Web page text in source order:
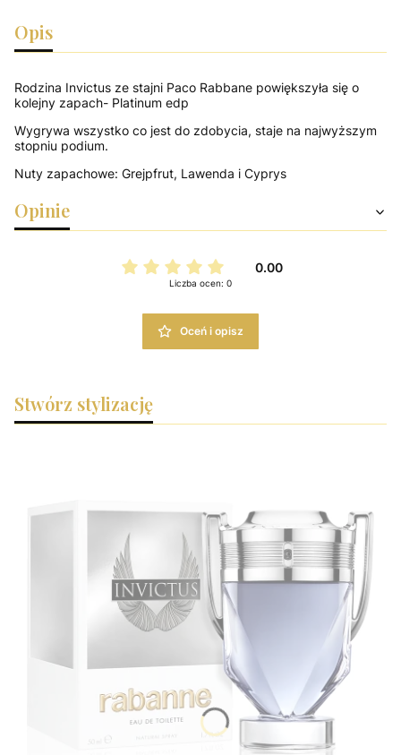
Opis
Rodzina Invictus ze stajni Paco Rabbane powiększyła się o
kolejny zapach- Platinum edp
Wygrywa wszystko co jest do zdobycia, staje na najwyższym
stopniu podium.
Nuty zapachowe: Grejpfrut, Lawenda i Cyprys
Opinie
0.00
Liczba ocen: 0
Oceń i opisz
Stwórz stylizację